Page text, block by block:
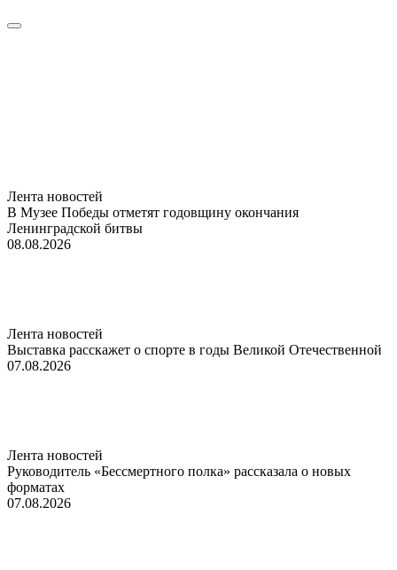
Лента новостей
В Музее Победы отметят годовщину окончания
Ленинградской битвы
08.08.2026
Лента новостей
Выставка расскажет о спорте в годы Великой Отечественной
07.08.2026
Лента новостей
Руководитель «Бессмертного полка» рассказала о новых
форматах
07.08.2026